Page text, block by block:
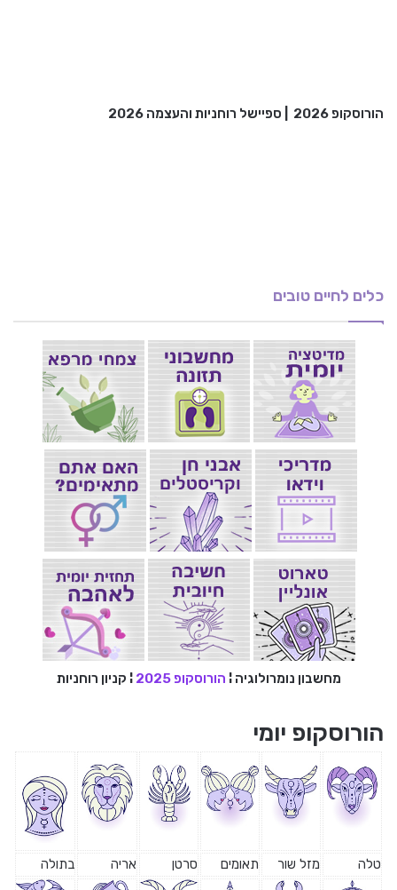
הורוסקופ 2026 ספיישל רוחניות והעצמה 2026
כלים לחיים טובים
מחשבון נומרולוגיה ¦ הורוסקופ 2025 ¦ קניון רוחניות
הורוסקופ יומי
טלה מזל שור תאומים סרטן אריה בתולה